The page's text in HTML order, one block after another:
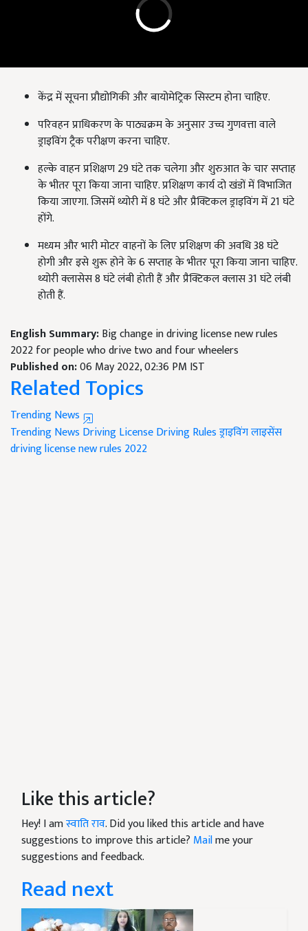
केंद्र में सूचना प्रौद्योगिकी और बायोमेट्रिक सिस्टम होना चाहिए.
परिवहन प्राधिकरण के पाठ्यक्रम के अनुसार उच्च गुणवत्ता वाले
ड्राइविंग ट्रैक परीक्षण करना चाहिए.
हल्के वाहन प्रशिक्षण 29 घंटे तक चलेगा और शुरुआत के चार सप्ताह
के भीतर पूरा किया जाना चाहिए. प्रशिक्षण कार्य दो खंडों में विभाजित
किया जाएगा. जिसमें थ्योरी में 8 घंटे और प्रैक्टिकल ड्राइविंग में 21 घंटे
होंगे.
मध्यम और भारी मोटर वाहनों के लिए प्रशिक्षण की अवधि 38 घंटे
होगी और इसे शुरू होने के 6 सप्ताह के भीतर पूरा किया जाना चाहिए.
थ्योरी क्लासेस 8 घंटे लंबी होती हैं और प्रैक्टिकल क्लास 31 घंटे लंबी
होती हैं.
English Summary:Big change in driving license new rules
2022 for people who drive two and four wheelers
Published on:06 May 2022, 02:36 PM IST
Related Topics
Trending News
Trending News Driving LicenseDriving Rulesड्राइविंग लाइसेंस
driving license new rules 2022
Like this article?
Hey! I amस्वाति राव. Did you liked this article and have
suggestions to improve this article? Mailme your
suggestions and feedback.
Read next